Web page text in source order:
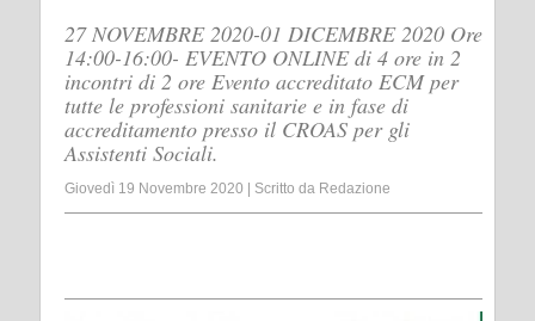
27 NOVEMBRE 2020-01 DICEMBRE 2020 Ore
14:00-16:00- EVENTO ONLINE di 4 ore in 2
incontri di 2 ore Evento accreditato ECM per
tutte le professioni sanitarie e in fase di
accreditamento presso il CROAS per gli
Assistenti Sociali.
Giovedì 19 Novembre 2020 Scritto da Redazione